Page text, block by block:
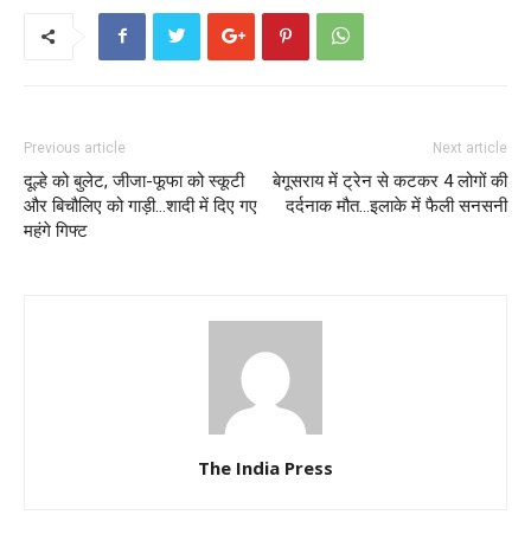
Previous article
दूल्हे को बुलेट, जीजा-फूफा को स्कूटी
और बिचौलिए को गाड़ी…शादी में दिए गए
महंगे गिफ्ट
Next article
बेगूसराय में ट्रेन से कटकर 4 लोगों की
दर्दनाक मौत…इलाके में फैली सनसनी
The India Press